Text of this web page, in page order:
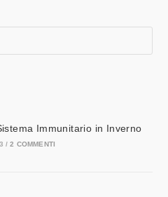
Immunitario in Inverno
/ 2 COMMENTI